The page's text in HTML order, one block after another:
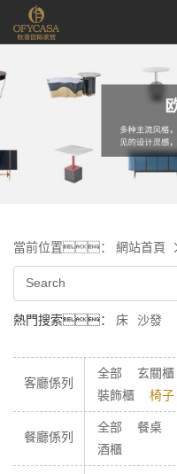
當前位置： 網站首頁
熱門搜索： 床 沙發
客廳係列
全部 玄關櫃
裝飾櫃
椅子
餐廳係列
全部 餐桌
酒櫃